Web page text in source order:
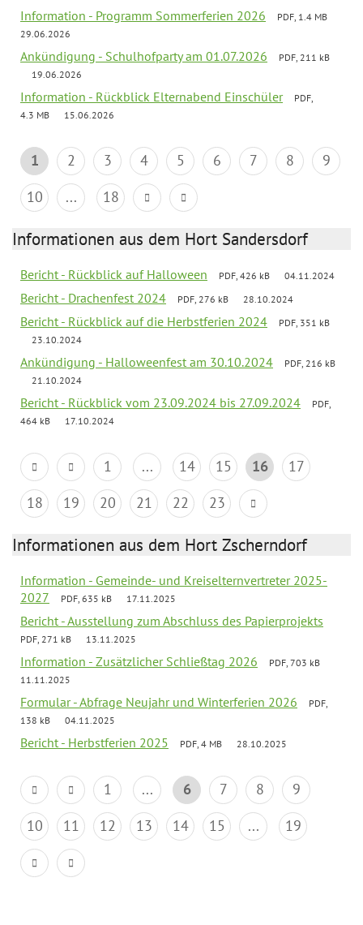
Information - Programm Sommerferien 2026
PDF, 1.4 MB
29.06.2026
Ankündigung - Schulhofparty am 01.07.2026
PDF, 211 kB
19.06.2026
Information - Rückblick Elternabend Einschüler
PDF,
4.3 MB
15.06.2026
1 2 3 4 5 6 7 8
9
10
... 18
Informationen aus dem Hort Sandersdorf
Bericht - Rückblick auf Halloween PDF, 426 kB 04.11.2024
Bericht - Drachenfest 2024 PDF, 276 kB 28.10.2024
Bericht - Rückblick auf die Herbstferien 2024
PDF, 351 kB
23.10.2024
Ankündigung - Halloweenfest am 30.10.2024
PDF, 216 kB
21.10.2024
Bericht - Rückblick vom 23.09.2024 bis 27.09.2024
PDF,
464 kB
17.10.2024
1 ... 14 15 16
17
18
19 20 21 22 23
Informationen aus dem Hort Zscherndorf
Information - Gemeinde- und Kreiselternvertreter 2025-
2027
PDF, 635 kB 17.11.2025
Bericht - Ausstellung zum Abschluss des Papierprojekts
PDF, 271 kB 13.11.2025
Information - Zusätzlicher Schließtag 2026
PDF, 703 kB
11.11.2025
Formular - Abfrage Neujahr und Winterferien 2026
PDF,
138 kB
04.11.2025
Bericht - Herbstferien 2025 PDF, 4 MB 28.10.2025
1 ... 6 7 8
9
10
11 12 13 14 15 ... 19